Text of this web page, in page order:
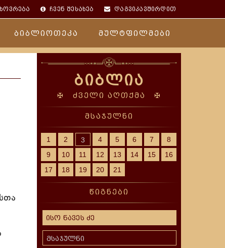
ჩვენ შესახებ დაგვიკავშირდით
ბიბლიოთეკა მულტფილმები
ბიბლია
✠ ძველი აღთქმა ✠
მსაჯულნი
1 2 3 4 5 6 7
8
9
10 11 12 13 14 15
16
17
18 19 20 21
წიგნები
ისო ნავეს ძე
მსაჯულნი